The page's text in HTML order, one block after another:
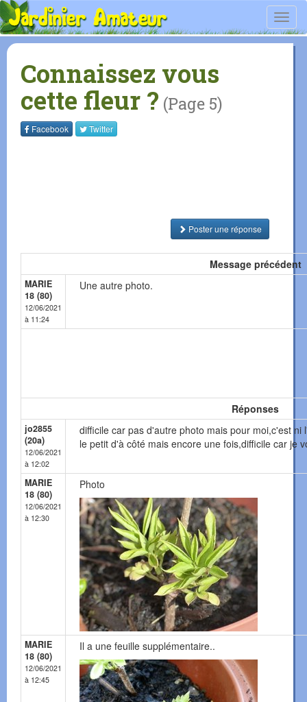
Connaissez vous
cette fleur ? (Page 5)
Facebook Twitter
Poster une réponse
Message précédent
MARIE
18 (80)
12/06/2021
à 11:24
Une autre photo.
Réponses
jo2855
(20a)
12/06/2021
à 12:02
difficile car pas d'autre photo mais pour moi,c'est
le petit d'à côté mais encore une fois,difficile car je
MARIE
18 (80)
12/06/2021
à 12:30
Photo
MARIE
18 (80)
12/06/2021
à 12:45
Il a une feuille supplémentaire..